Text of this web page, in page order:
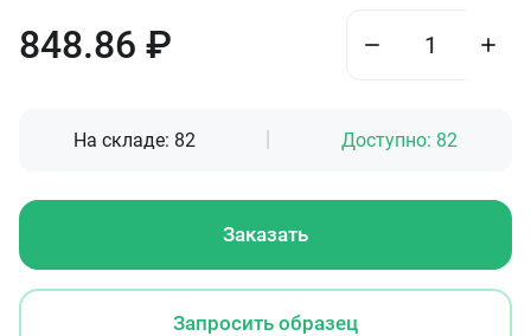
848.86 ₽
На складе: 82 Доступно: 82
Заказать
Запросить образец